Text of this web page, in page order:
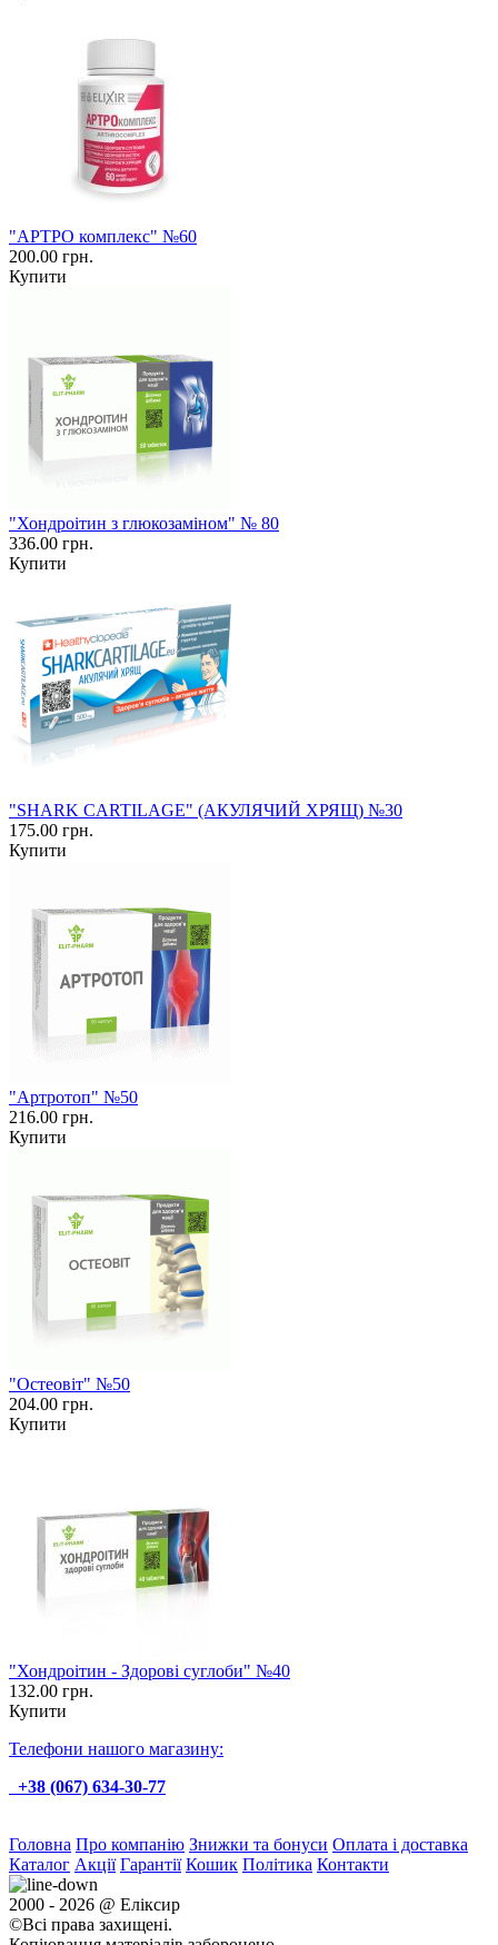
"АРТРО комплекс" №60
200.00 грн.
Купити
"Хондроітин з глюкозаміном" № 80
336.00 грн.
Купити
"SHARK CARTILAGE" (АКУЛЯЧИЙ ХРЯЩ) №30
175.00 грн.
Купити
"Артротоп" №50
216.00 грн.
Купити
"Остеовіт" №50
204.00 грн.
Купити
"Хондроітин - Здорові суглоби" №40
132.00 грн.
Купити
Телефони нашого магазину:
+38 (067) 634-30-77
Головна Про компанію Знижки та бонуси Оплата і доставка
Каталог Акції Гарантії Кошик Політика Контакти
2000 - 2026 @ Еліксир
©Всі права захищені.